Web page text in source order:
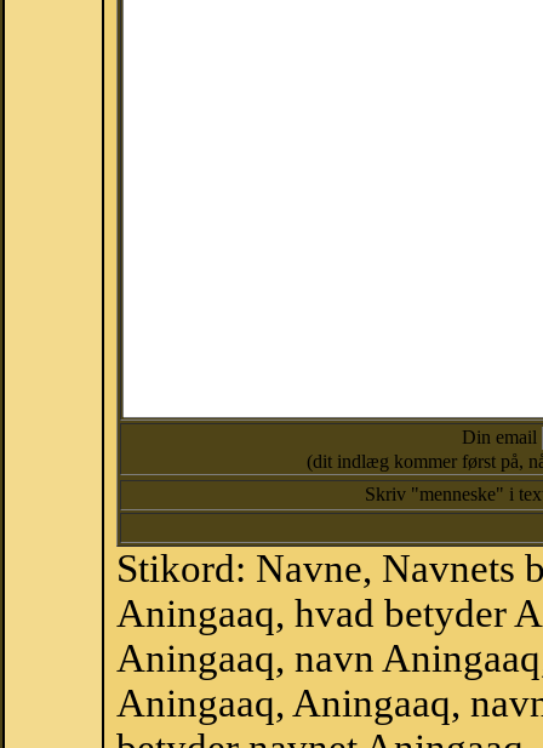
Din email
(dit indlæg kommer først på,
Skriv "menneske" i
Stikord: Navne, Navnets
Aningaaq, hvad betyder
Aningaaq, navn
Aningaaq, Aningaaq,